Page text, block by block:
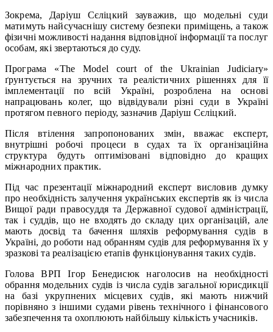
Зокрема, Даріуш Сєліцкий зауважив, що модельні суди
матимуть найсучаснішу систему безпеки приміщень, а також
фізичні можливості надання відповідної інформації та послуг
особам, які звертаються до суду.
Програма «The Model court of the Ukrainian Judiciary»
ґрунтується на зручних та реалістичних рішеннях для її
імплементації по всій Україні, розроблена на основі
напрацювань колег, що відвідували різні суди в Україні
протягом певного періоду, зазначив Даріуш Сєліцкий.
Після втілення запропонованих змін, вважає експерт,
внутрішні робочі процеси в судах та їх організаційна
структура будуть оптимізовані відповідно до кращих
міжнародних практик.
Під час презентації міжнародний експерт висловив думку
про необхідність залучення українських експертів як із числа
Вищої ради правосуддя та Державної судової адміністрації,
так і суддів, що не входять до складу цих організацій, але
мають досвід та бачення шляхів реформування судів в
Україні, до роботи над обранням судів для реформування їх у
зразкові та реалізацією етапів функціонування таких судів.
Голова ВРП Ігор Бенедисюк наголосив на необхідності
обрання модельних судів із числа судів загальної юрисдикції
на базі укрупнених місцевих судів, які мають нижчий
порівняно з іншими судами рівень технічного і фінансового
забезпечення та охоплюють найбільшу кількість учасників.